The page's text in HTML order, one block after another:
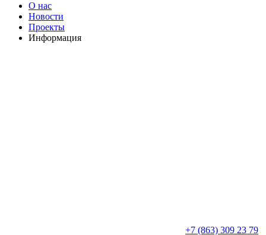
О нас
Новости
Проекты
Информация
+7 (863) 309 23 79